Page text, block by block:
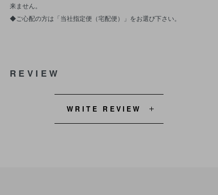
来ません。
◆ご心配の方は「当社指定便（宅配便）」をお選び下さい。
REVIEW
WRITE REVIEW